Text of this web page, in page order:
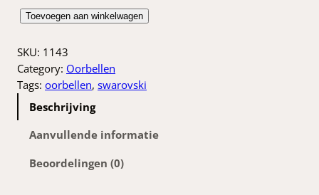
a
r
o
v
Toevoegen aan winkelwagen
SKU: 1143
Category: Oorbellen
Tags: oorbellen, swarovski
Beschrijving
Aanvullende informatie
Beoordelingen (0)